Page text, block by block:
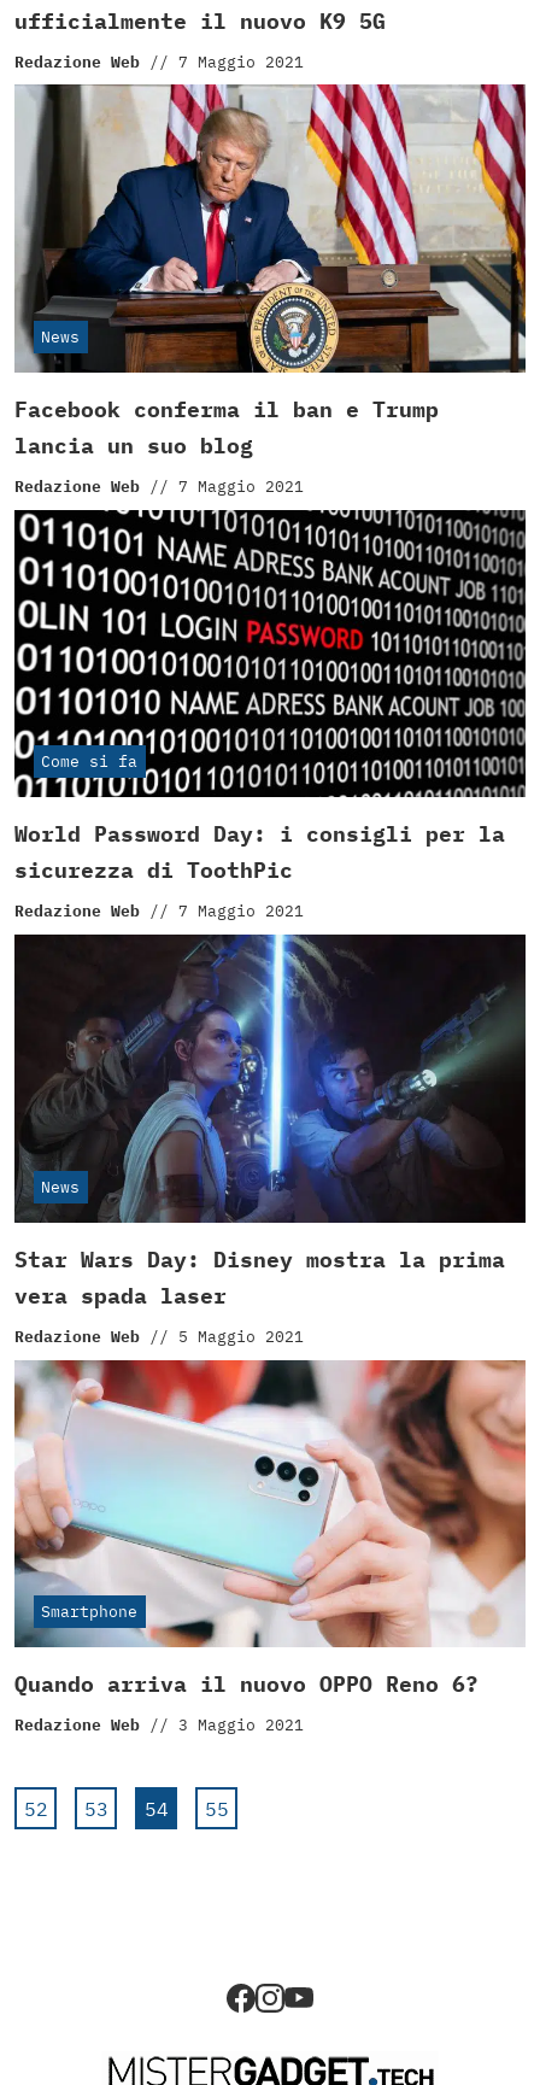
ufficialmente il nuovo K9 5G
Redazione Web // 7 Maggio 2021
News
Facebook conferma il ban e Trump
lancia un suo blog
Redazione Web // 7 Maggio 2021
Come si fa
World Password Day: i consigli per la
sicurezza di ToothPic
Redazione Web // 7 Maggio 2021
News
Star Wars Day: Disney mostra la prima
vera spada laser
Redazione Web // 5 Maggio 2021
Smartphone
Quando arriva il nuovo OPPO Reno 6?
Redazione Web // 3 Maggio 2021
52 53 54 55